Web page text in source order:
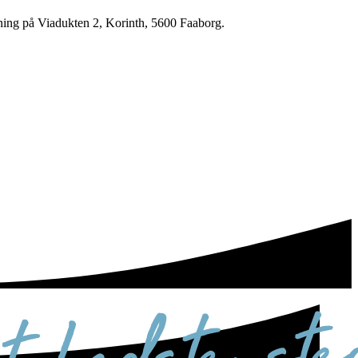
på Viadukten 2, Korinth, 5600 Faaborg.